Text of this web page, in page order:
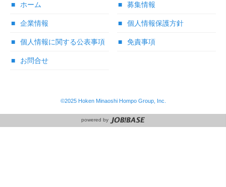
ホーム 募集情報
企業情報 個人情報保護方針
個人情報に関する公表事項 免責事項
お問合せ
©2025 Hoken Minaoshi Hompo Group, Inc.
powered by